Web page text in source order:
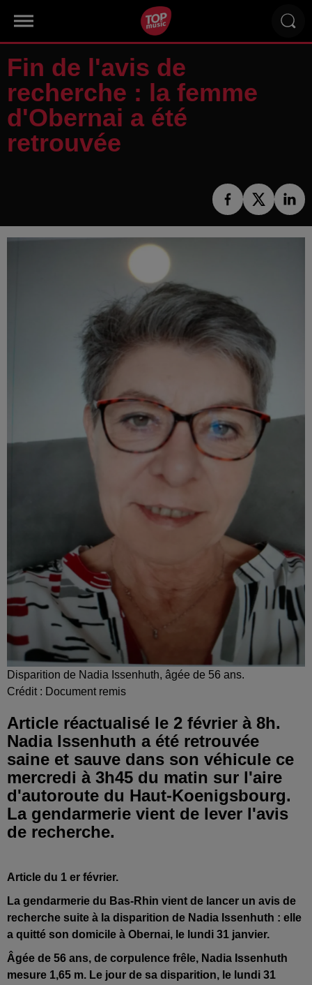
Fin de l'avis de
recherche : la femme
d'Obernai a été
retrouvée
Disparition de Nadia Issenhuth, âgée de 56 ans.
Crédit : Document remis
Article réactualisé le 2 février à 8h.
Nadia Issenhuth a été retrouvée
saine et sauve dans son véhicule ce
mercredi à 3h45 du matin sur l'aire
d'autoroute du Haut-Koenigsbourg.
La gendarmerie vient de lever l'avis
de recherche.
Article du 1 er février.
La gendarmerie du Bas-Rhin vient de lancer un avis de
recherche suite à la disparition de Nadia Issenhuth : elle
a quitté son domicile à Obernai, le lundi 31 janvier.
Âgée de 56 ans, de corpulence frêle, Nadia Issenhuth
mesure 1,65 m. Le jour de sa disparition, le lundi 31